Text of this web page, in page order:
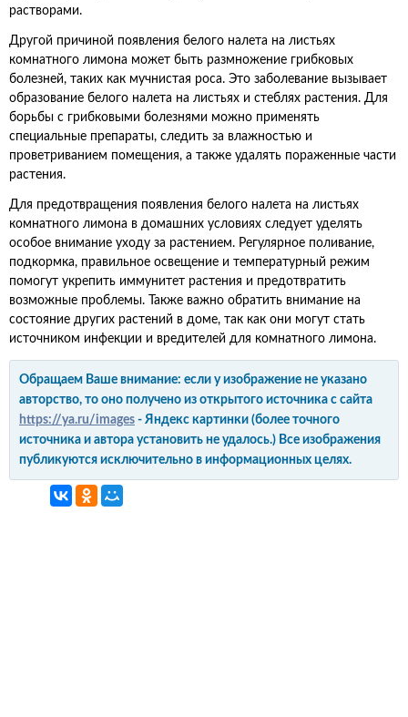
растворами.
Другой причиной появления белого налета на листьях
комнатного лимона может быть размножение грибковых
болезней, таких как мучнистая роса. Это заболевание вызывает
образование белого налета на листьях и стеблях растения. Для
борьбы с грибковыми болезнями можно применять
специальные препараты, следить за влажностью и
проветриванием помещения, а также удалять пораженные части
растения.
Для предотвращения появления белого налета на листьях
комнатного лимона в домашних условиях следует уделять
особое внимание уходу за растением. Регулярное поливание,
подкормка, правильное освещение и температурный режим
помогут укрепить иммунитет растения и предотвратить
возможные проблемы. Также важно обратить внимание на
состояние других растений в доме, так как они могут стать
источником инфекции и вредителей для комнатного лимона.
Обращаем Ваше внимание: если у изображение не указано
авторство, то оно получено из открытого источника с сайта
https://ya.ru/images - Яндекс картинки (более точного
источника и автора установить не удалось.) Все изображения
публикуются исключительно в информационных целях.